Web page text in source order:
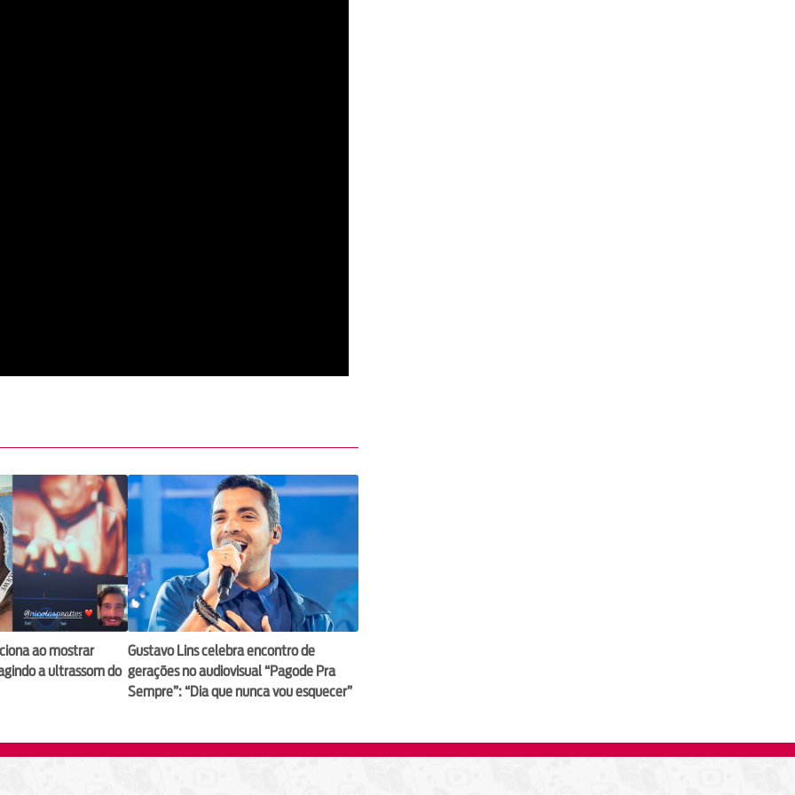
ao mostrar
a ultrassom do
Gustavo Lins celebra encontro de
gerações no audiovisual “Pagode Pra
Sempre”: “Dia que nunca vou esquecer”